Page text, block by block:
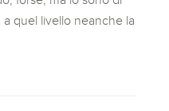
quel livello neanche la